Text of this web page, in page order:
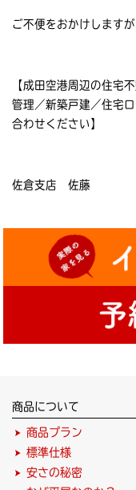
ご不便をおかけします
【成田空港周辺の住宅
管理／新築戸建／住宅
合わせください】
佐倉支店 佐藤
商品について
商品プラン
標準仕様
安さの秘密